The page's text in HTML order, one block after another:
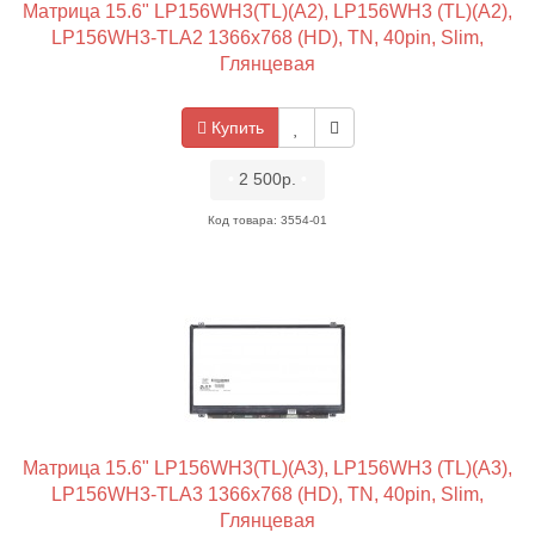
Матрица 15.6" LP156WH3(TL)(A2), LP156WH3 (TL)(A2),
LP156WH3-TLA2 1366x768 (HD), TN, 40pin, Slim,
Глянцевая
Купить
2 500р.
Код товара: 3554-01
Матрица 15.6" LP156WH3(TL)(A3), LP156WH3 (TL)(A3),
LP156WH3-TLA3 1366x768 (HD), TN, 40pin, Slim,
Глянцевая